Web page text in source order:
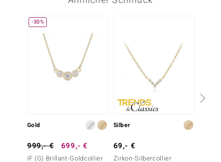
-30%
Gold
999,- € 699,- €
IF (G) Brillant-Goldcollier
Silber
69,- €
Zirkon-Silbercollier